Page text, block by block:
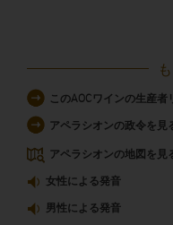
このAOCワインの生産者
アペラシオンの政令を見
アペラシオンの地図を見
女性による発音
男性による発音